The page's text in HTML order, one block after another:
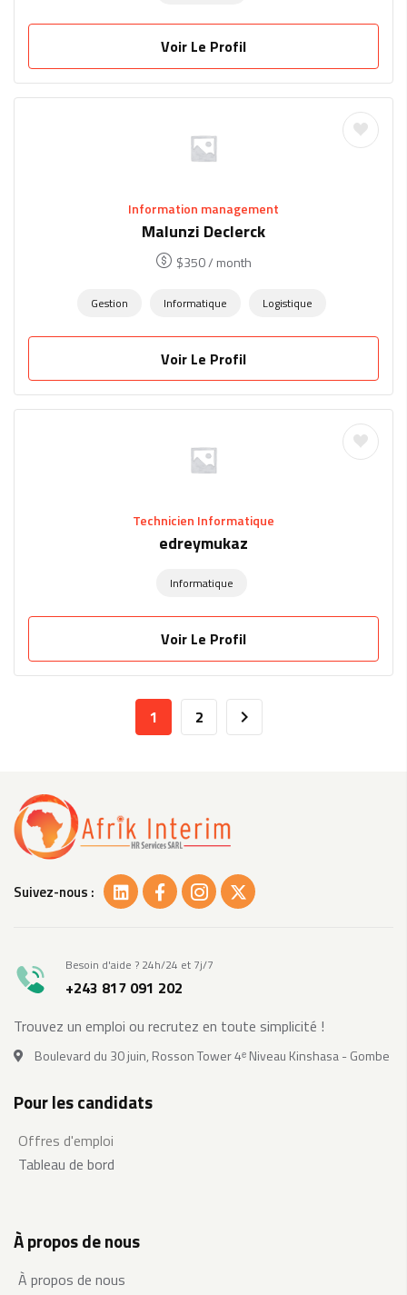
Voir Le Profil
Information management
Malunzi Declerck
$350/ month
Gestion Informatique Logistique
Voir Le Profil
Technicien Informatique
edreymukaz
Informatique
Voir Le Profil
1 2
Suivez-nous :
Besoin d'aide ? 24h/24 et 7j/7
+243 817 091 202
Trouvez un emploi ou recrutez en toute simplicité !
Boulevard du 30 juin, Rosson Tower 4ᵉ Niveau Kinshasa - Gombe
Pour les candidats
Offres d'emploi
Tableau de bord
À propos de nous
À propos de nous